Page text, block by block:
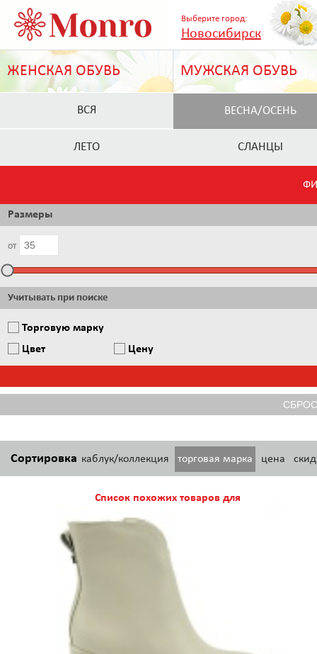
Выберите город:
Новосибирск
ЖЕНСКАЯ ОБУВЬ МУЖСКАЯ ОБУВЬ
ВСЯ ВЕСНА/ОСЕНЬ
ЛЕТО СЛАНЦЫ
Размеры
от
Учитывать при поиске
Торговую марку
Цвет
Цену
Сортировка каблук/коллекция торговая марка цена
Список похожих товаров для